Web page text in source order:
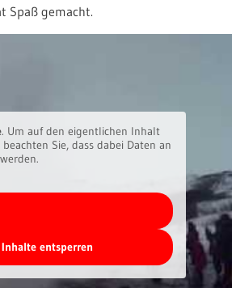
Spaß gemacht.
. Um auf den eigentlichen Inhalt
Sie, dass dabei Daten an
entsperren